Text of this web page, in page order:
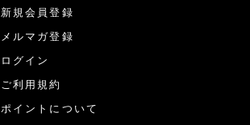
新規会員登録
メルマガ登録
ログイン
ご利用規約
ポイントについて